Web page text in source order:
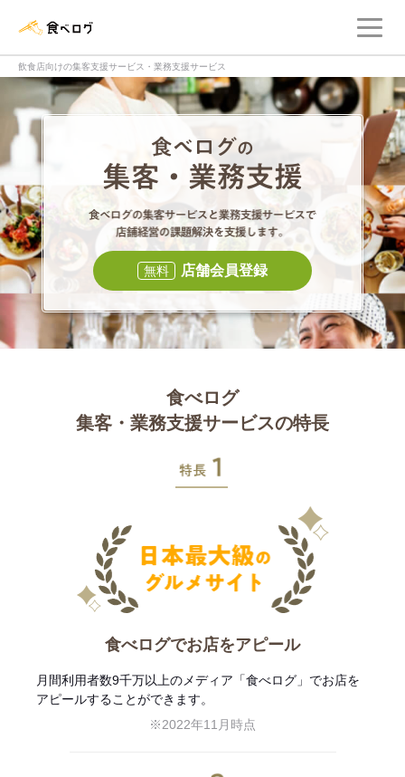
飲食店向けの集客支援サービス・業務支援サービス
食べログの集客
食べログの集
無料 店舗会員登録
食べログ
集客・業務支援サービスの特長
食べログでお店をアピール
月間利用者数9千万以上のメディア「食べログ」でお店を
アピールすることができます。
※2022年11月時点